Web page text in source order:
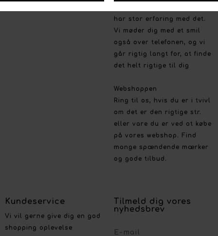
har stor erfaring med det.
Vi møder dig med et smil
også over telefonen, og vi
går rigtig langt for, at finde
det helt rigtige til dig
Webshoppen
Ring til os, hvis du er i tvivl
om det er den rigtige str.
eller vare du er ved at købe
på vores webshop. Find
mange spændende mærker
og gode tilbud.
Kundeservice
Vi vil gerne give dig en god
shopping oplevelse
Tilmeld dig vores
nyhedsbrev